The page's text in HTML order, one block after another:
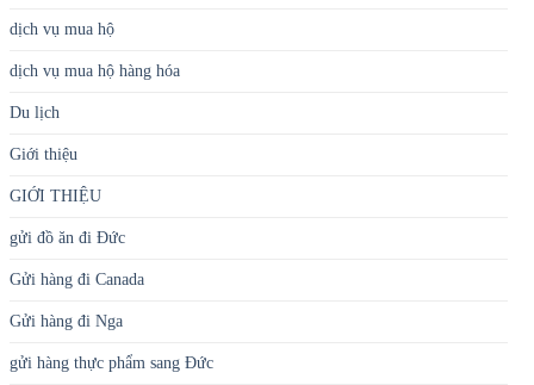
dịch vụ mua hộ
dịch vụ mua hộ hàng hóa
Du lịch
Giới thiệu
GIỚI THIỆU
gửi đồ ăn đi Đức
Gửi hàng đi Canada
Gửi hàng đi Nga
gửi hàng thực phẩm sang Đức